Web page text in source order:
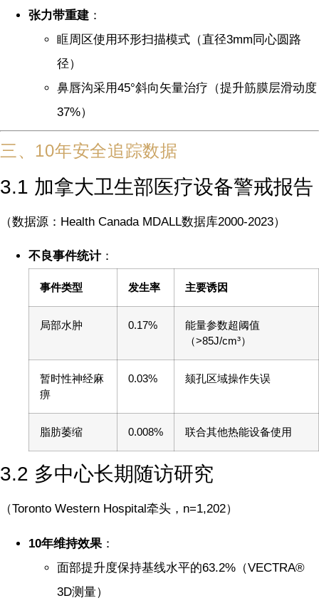
张力带重建 ：
眶周区使用环形扫描模式（直径3mm同心圆路
径）
鼻唇沟采用45°斜向矢量治疗（提升筋膜层滑动度
37%）
三、10年安全追踪数据
3.1 加拿大卫生部医疗设备警戒报告
（数据源：Health Canada MDALL数据库2000-2023）
不良事件统计：
事件类型 发生率 主要诱因
局部水肿 0.17%
能量参数超阈值
（>85J/cm³）
暂时性神经麻
痹
0.03% 颏孔区域操作失误
脂肪萎缩 0.008% 联合其他热能设备使用
3.2 多中心长期随访研究
（Toronto Western Hospital牵头，n=1,202）
10年维持效果 ：
面部提升度保持基线水平的63.2%（VECTRA®
3D测量）